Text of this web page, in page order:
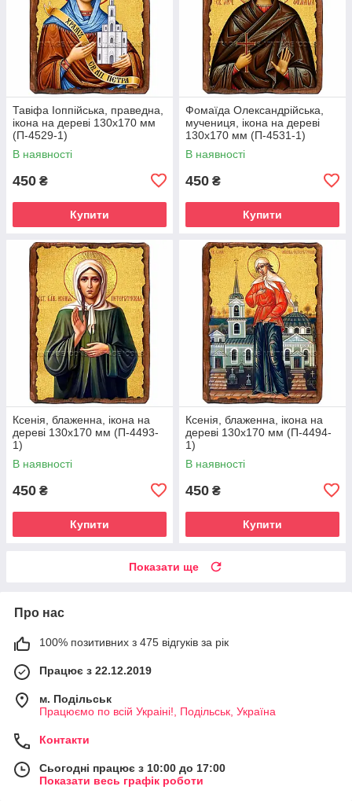
Тавіфа Іоппійська, праведна,
ікона на дереві 130х170 мм
(П-4529-1)
В наявності
450 ₴
Купити
Фомаїда Олександрійська,
мучениця, ікона на дереві
130х170 мм (П-4531-1)
В наявності
450 ₴
Купити
Ксенія, блаженна, ікона на
дереві 130х170 мм (П-4493-
1)
В наявності
450 ₴
Купити
Ксенія, блаженна, ікона на
дереві 130х170 мм (П-4494-
1)
В наявності
450 ₴
Купити
Показати ще
Про нас
100% позитивних з 475 відгуків за рік
Працює з 22.12.2019
м. Подільськ
Працюємо по всій Украіні!, Подільськ, Україна
Контакти
Сьогодні працює з 10:00 до 17:00
Показати весь графік роботи